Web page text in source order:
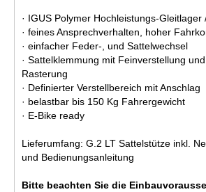
· IGUS Polymer Hochleistungs-Gleitlager
· feines Ansprechverhalten, hoher
· einfacher Feder-, und Sattelwechsel
· Sattelklemmung mit Feinverstellung
Rasterung
· Definierter Verstellbereich mit Anschlag
· belastbar bis 150 Kg Fahrergewicht
· E-Bike ready
Lieferumfang: G.2 LT Sattelstütze inkl.
und Bedienungsanleitung
Bitte beachten Sie die